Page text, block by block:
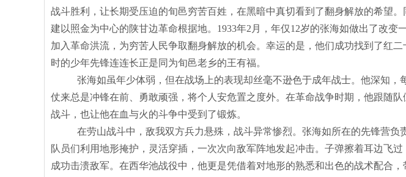
战斗胜利，让长期受压迫的旬邑穷苦百姓，在黑暗中真切看到了翻身解放的希望
建以照金为中心的陕甘边革命根据地。1933年2月，年仅12岁的张海如做出了改
加入革命洪流，为穷苦人民争取翻身解放的机会。幸运的是，他们成功找到了红
时的少年先锋连连长正是同为旬邑老乡的王有福。
张海如虽年少体弱，但在战场上的表现却丝毫不逊色于成年战士。他深知
仗来总是冲锋在前、勇敢顽强，将个人安危置之度外。在革命战争时期，他跟随
战斗，也让他在血与火的斗争中受到了锻炼。
在劳山战斗中，敌我双方兵力悬殊，战斗异常惨烈。张海如所在的先锋营
队员们利用地形掩护，灵活穿插，一次次向敌军阵地发起冲击。子弹擦着耳边飞
成功击溃敌军。在西华池战役中，他更是凭借着对地形的熟悉和出色的战术配合